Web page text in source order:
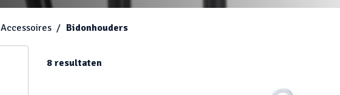
Accessoires Bidonhouders
8 resultaten